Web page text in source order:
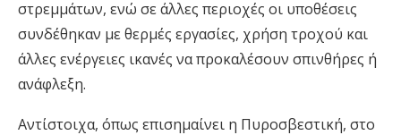
στρεμμάτων, ενώ σε άλλες περιοχές οι υποθέσεις
συνδέθηκαν με θερμές εργασίες, χρήση τροχού και
άλλες ενέργειες ικανές να προκαλέσουν σπινθήρες ή
ανάφλεξη.
Αντίστοιχα, όπως επισημαίνει η Πυροσβεστική, στο